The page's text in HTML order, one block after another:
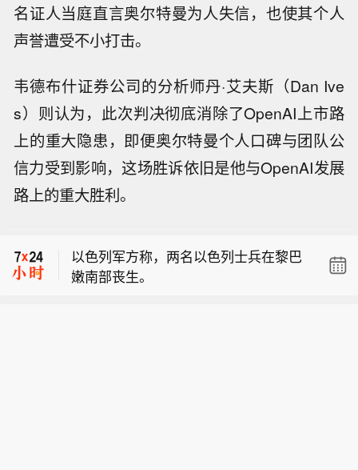
名证人当庭直言奥尔特曼为人失信，也使其个人
声誉遭受不小打击。
韦德布什证券公司的分析师丹·艾夫斯（Dan Ive
s）则认为，此次判决彻底消除了OpenAI上市路
上的重大隐患，即便奥尔特曼个人口碑与团队公
信力受到影响，这场胜诉依旧是他与OpenAI发展
路上的重大胜利。
【瑞萨电子将展出具身智能机器人解决
方案】Renesas（瑞萨电子）宣布，将
次亮相中国具身智能机器人产业大会暨
展览会，包括传感器融合灵巧手、机器
以色列军方称，两名以色列士兵在黎巴
嫩南部丧生。